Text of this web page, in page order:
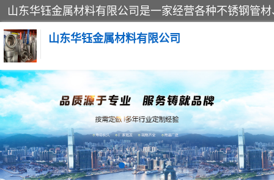
山东华钰金属材料有限公司
不锈钢管
管件标准件
不锈钢人孔